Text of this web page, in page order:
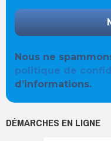
Nous ne
politique de
d’informations.
DÉMARCHES EN LIGNE